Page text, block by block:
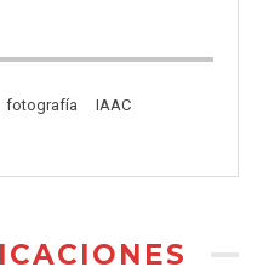
fotografía
IAAC